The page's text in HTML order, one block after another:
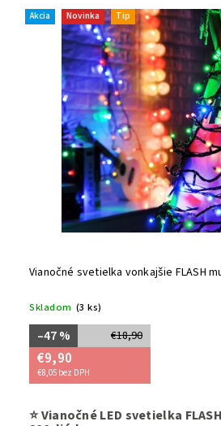
Akcia Novinka Tip
Vianočné svetielka vonkajšie FLASH
Skladom (3 ks)
€18,90
–47 %
€9,90
€8,05 bez DPH
⭐ Vianočné LED svetielka